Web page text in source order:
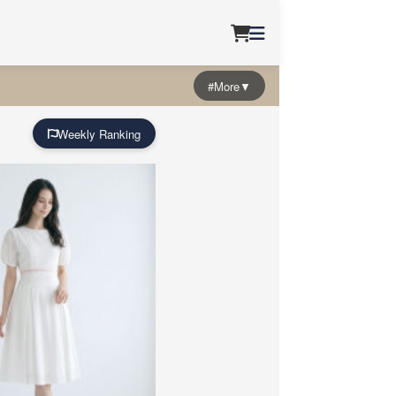
#More▼
Weekly Ranking